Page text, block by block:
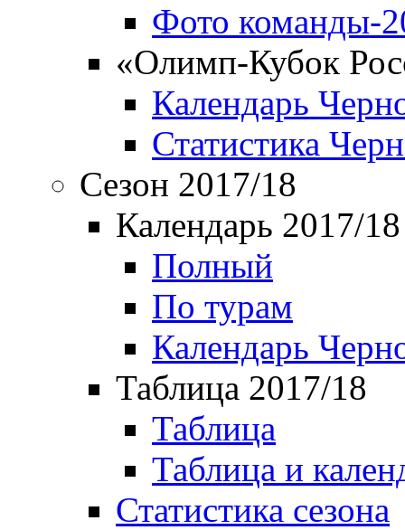
Фото команды-
«Олимп-Кубок
Календарь
Статистика
Сезон 2017/18
Календарь 2017/18
Полный
По турам
Календарь
Таблица 2017/18
Таблица
Таблица и
Статистика сезона